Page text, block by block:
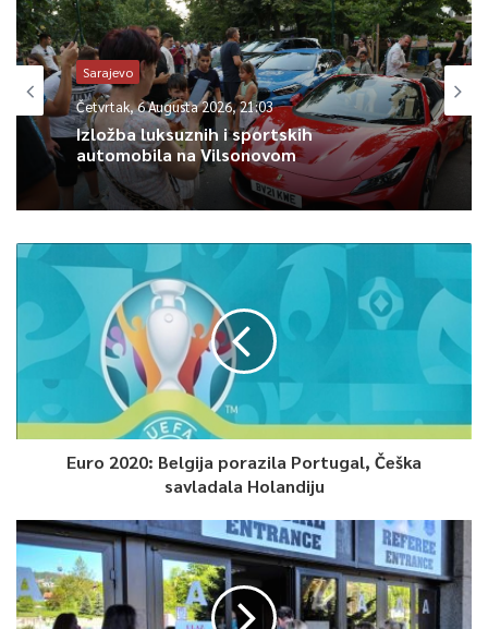
0
Article Rating
Sarajevo
Četvrtak, 6 Augusta 2026, 21:03
Izložba luksuznih i sportskih
automobila na Vilsonovom
Euro 2020: Belgija porazila Portugal, Češka
savladala Holandiju